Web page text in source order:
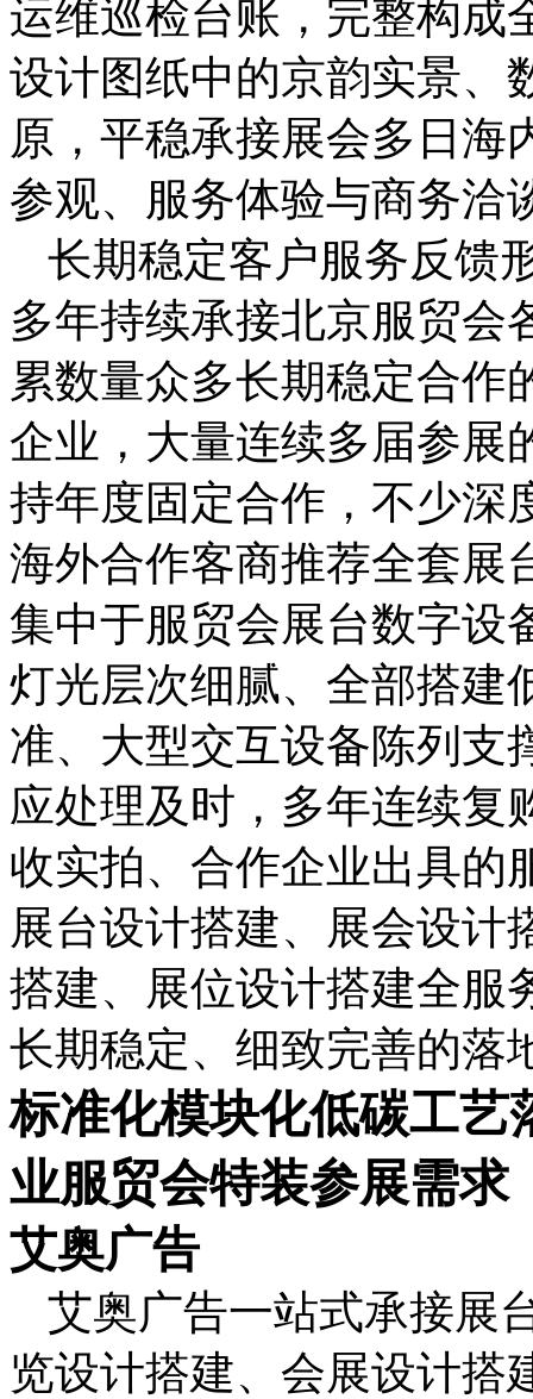
运维巡检台账，完整构成
设计图纸中的京韵实景、
原，平稳承接展会多日海
参观、服务体验与商务洽
长期稳定客户服务反馈
多年持续承接北京服贸会
累数量众多长期稳定合作
企业，大量连续多届参展
持年度固定合作，不少深
海外合作客商推荐全套展
集中于服贸会展台数字设
灯光层次细腻、全部搭建
准、大型交互设备陈列支
应处理及时，多年连续复
收实拍、合作企业出具的
展台设计搭建、展会设计
搭建、展位设计搭建全服
长期稳定、细致完善的落
标准化模块化低碳工艺
业服贸会特装参展需求
艾奥广告
艾奥广告一站式承接展
览设计搭建、会展设计搭